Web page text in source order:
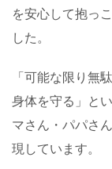
を安心して抱っ
した。
「可能な限り無
身体を守る」と
マさん・パパさ
現しています。